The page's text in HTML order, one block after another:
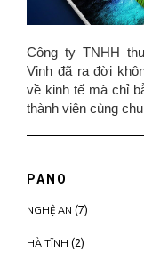
Công ty TNHH
Vinh đã ra đời
về kinh tế mà chỉ
thành viên cùng
PANO
NGHỆ AN (7)
HÀ TĨNH (2)